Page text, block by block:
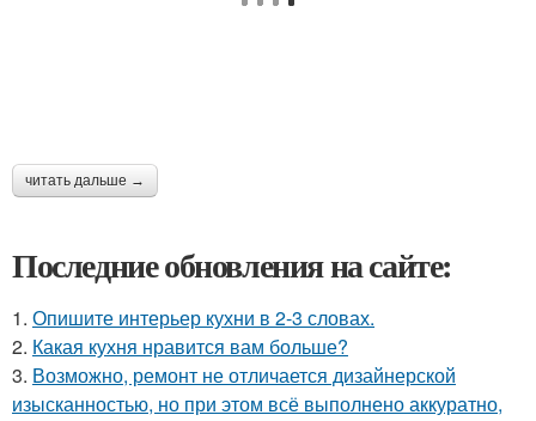
читать дальше →
Последние обновления на сайте:
1. Опишите интерьер кухни в 2-3 словах.
2. Какая кухня нравится вам больше?
3. Возможно, ремонт не отличается дизайнерской
изысканностью, но при этом всё выполнено аккуратно,